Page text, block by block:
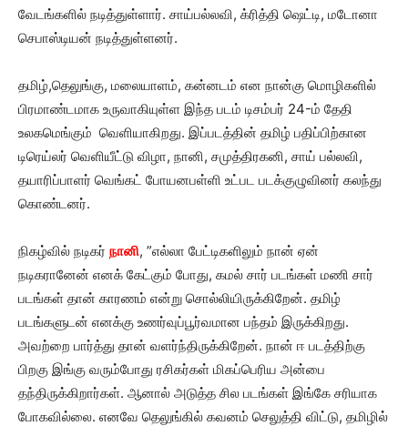
வேடங்களில் நடித்துள்ளார். சாய்பல்லவி, க்ரித்தி ஷெட்டி, மடோனா
செபாஸ்டியன் நடித்துள்ளனர்.
தமிழ்,தெலுங்கு, மலையாளம், கன்னடம் என நான்கு மொழிகளில்
பிரமாண்டமாக உருவாகியுள்ள இந்த படம் டிசம்பர் 24-ம் தேதி
உலகமெங்கும் வெளியாகிறது. இப்படத்தின் தமிழ் பதிப்பிற்கான
டிரெய்லர் வெளியீட்டு விழா, நானி, சமுத்திரகனி, சாய் பல்லவி,
தயாரிப்பாளர் வெங்கட் போயனபள்ளி உட்பட படக்குழுவினர் கலந்து
கொண்டனர்.
நிகழ்வில் நடிகர் நானி, ”எல்லா பேட்டிகளிலும் நான் ஏன்
நடிகரானேன் எனக் கேட்கும் போது, கமல் சார் படங்கள் மணி சார்
படங்கள் தான் காரணம் என்று சொல்லியிருக்கிறேன். தமிழ்
படங்களுடன் எனக்கு உணர்வுப்பூர்வமான பந்தம் இருக்கிறது.
அவற்றை பார்த்து தான் வளர்ந்திருக்கிறேன். நான் ஈ படத்திற்கு
பிறகு இங்கு வரும்போது ரசிகர்கள் மிகப்பெரிய அன்பை
தந்திருக்கிறார்கள். ஆனால் அடுத்த சில படங்கள் இங்கே சரியாக
போகவில்லை. எனவே தெலுங்கில் கவனம் செலுத்தி விட்டு, தமிழில்